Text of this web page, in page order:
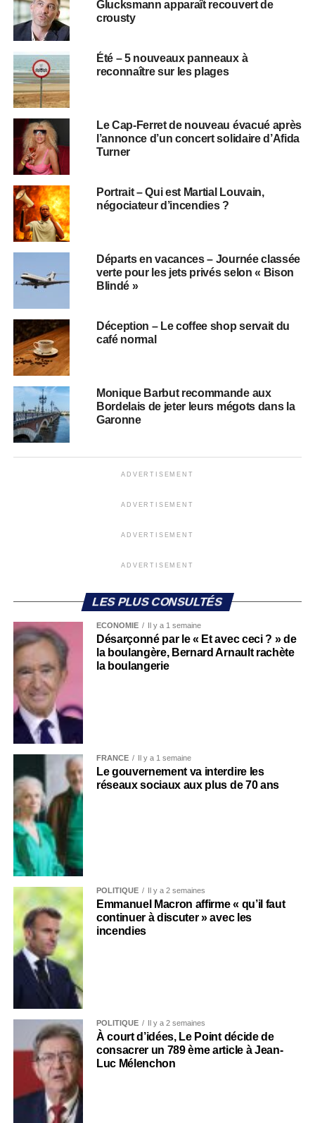
Glucksmann apparaît recouvert de
crousty
Été – 5 nouveaux panneaux à
reconnaître sur les plages
Le Cap-Ferret de nouveau évacué après
l’annonce d’un concert solidaire d’Afida
Turner
Portrait – Qui est Martial Louvain,
négociateur d’incendies ?
Départs en vacances – Journée classée
verte pour les jets privés selon « Bison
Blindé »
Déception – Le coffee shop servait du
café normal
Monique Barbut recommande aux
Bordelais de jeter leurs mégots dans la
Garonne
ADVERTISEMENT
ADVERTISEMENT
ADVERTISEMENT
ADVERTISEMENT
LES PLUS CONSULTÉS
ECONOMIE Il y a 1 semaine
Désarçonné par le « Et avec ceci ? » de
la boulangère, Bernard Arnault rachète
la boulangerie
FRANCE Il y a 1 semaine
Le gouvernement va interdire les
réseaux sociaux aux plus de 70 ans
POLITIQUE Il y a 2 semaines
Emmanuel Macron affirme « qu’il faut
continuer à discuter » avec les
incendies
POLITIQUE Il y a 2 semaines
À court d’idées, Le Point décide de
consacrer un 789 ème article à Jean-
Luc Mélenchon